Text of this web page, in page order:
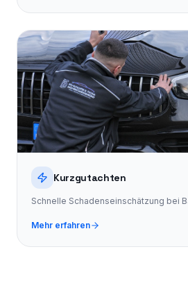
Kurzgutachten
Schnelle Schadenseinschätzung bei
Mehr erfahren